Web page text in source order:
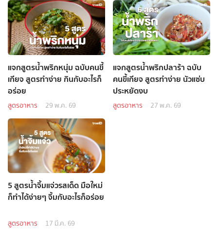
แจกสูตรน้ำพริกหนุ่ม ฉบับคนขี้
เกียจ สูตรทำง่าย กินกับอะไรก็
อร่อย
สูตรอาหาร 29 พ.ค. 69
แจกสูตรน้ำพริกปลาร้า ฉบับ
คนขี้เกียจ สูตรทำง่าย นัวแซ่บ
ประหยัดงบ
สูตรอาหาร 27 พ.ค. 69
5 สูตรน้ำจิ้มแจ่วรสเด็ด มือใหม่
ก็ทำได้ง่ายๆ จิ้มกับอะไรก็อร่อย
สูตรอาหาร 17 มี.ค. 69